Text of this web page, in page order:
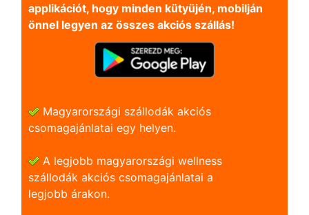
applikációt, hogy minden kütyüjén, mobilján
önnel legyen az összes akciós szállás!
Magyarországi szállodák akciós
csomagajánlatai egy helyen.
A legjobb magyarországi wellness
szállodák akciós csomagajánlatai a
legjobb árakon.